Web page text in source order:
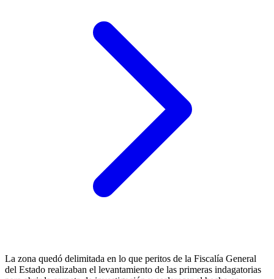
La zona quedó delimitada en lo que peritos de la Fiscalía General
del Estado realizaban el levantamiento de las primeras indagatorias